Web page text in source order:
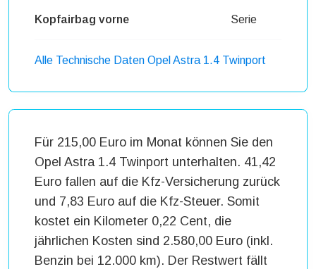
Kopfairbag vorne Serie
Alle Technische Daten Opel Astra 1.4 Twinport
Für 215,00 Euro im Monat können Sie den
Opel Astra 1.4 Twinport unterhalten. 41,42
Euro fallen auf die Kfz-Versicherung zurück
und 7,83 Euro auf die Kfz-Steuer. Somit
kostet ein Kilometer 0,22 Cent, die
jährlichen Kosten sind 2.580,00 Euro (inkl.
Benzin bei 12.000 km). Der Restwert fällt